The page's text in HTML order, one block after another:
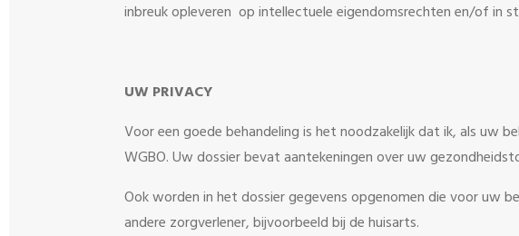
inbreuk opleveren op intellectuele eigendomsrechten en/of in
UW PRIVACY
Voor een goede behandeling is het noodzakelijk dat ik, als uw
WGBO. Uw dossier bevat aantekeningen over uw
Ook worden in het dossier gegevens opgenomen die voor uw
andere zorgverlener, bijvoorbeeld bij de huisarts.